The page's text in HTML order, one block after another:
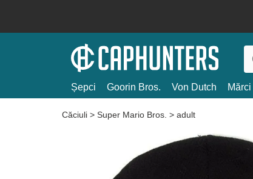
Șepci Goorin Bros. Von Dutch Mărci
Căciuli > Super Mario Bros. > adult